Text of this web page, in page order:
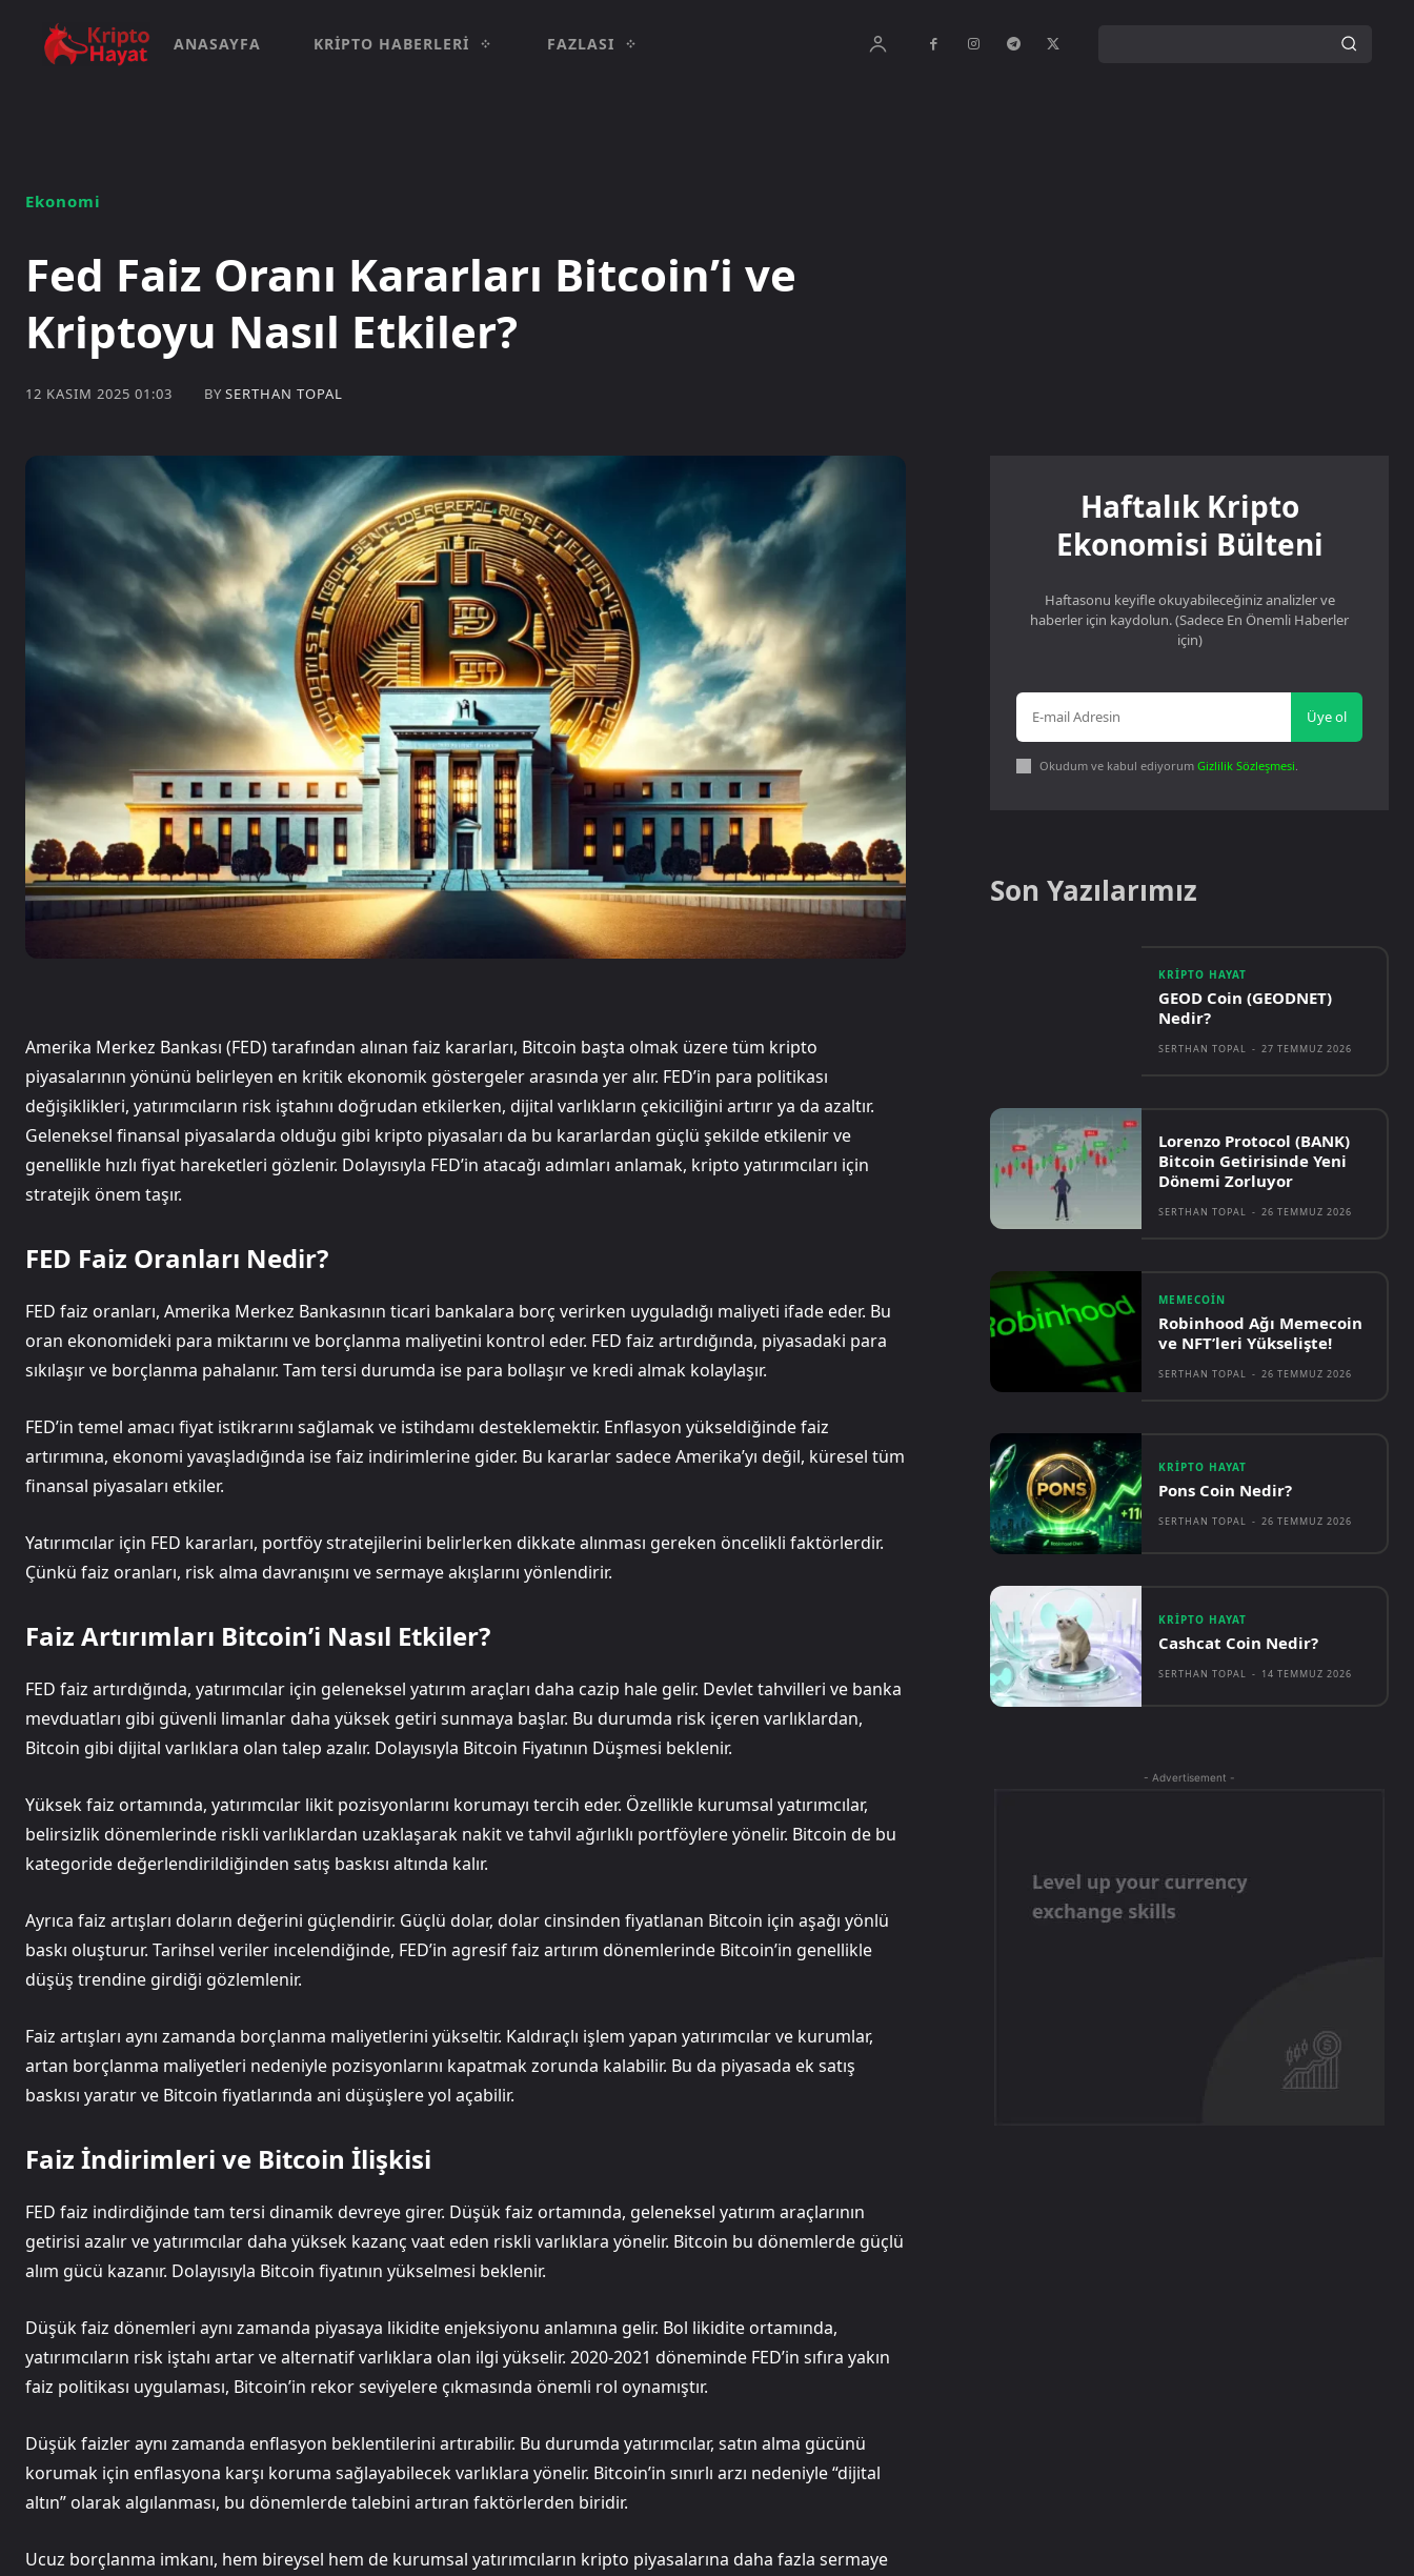
ANASAYFA KRIPTO HABERLERI FAZLASI
Ekonomi
Fed Faiz Oranı Kararları Bitcoin’i ve
Kriptoyu Nasıl Etkiler?
12 KASIM 2025 01:03 BY SERTHAN TOPAL
Amerika Merkez Bankası (FED) tarafından alınan faiz kararları, Bitcoin başta olmak üzere tüm kripto
piyasalarının yönünü belirleyen en kritik ekonomik göstergeler arasında yer alır. FED’in para politikası
değişiklikleri, yatırımcıların risk iştahını doğrudan etkilerken, dijital varlıkların çekiciliğini artırır ya da azaltır.
Geleneksel finansal piyasalarda olduğu gibi kripto piyasaları da bu kararlardan güçlü şekilde etkilenir ve
genellikle hızlı fiyat hareketleri gözlenir. Dolayısıyla FED’in atacağı adımları anlamak, kripto yatırımcıları için
stratejik önem taşır.
FED Faiz Oranları Nedir?
FED faiz oranları, Amerika Merkez Bankasının ticari bankalara borç verirken uyguladığı maliyeti ifade eder. Bu
oran ekonomideki para miktarını ve borçlanma maliyetini kontrol eder. FED faiz artırdığında, piyasadaki para
sıkılaşır ve borçlanma pahalanır. Tam tersi durumda ise para bollaşır ve kredi almak kolaylaşır.
FED’in temel amacı fiyat istikrarını sağlamak ve istihdamı desteklemektir. Enflasyon yükseldiğinde faiz
artırımına, ekonomi yavaşladığında ise faiz indirimlerine gider. Bu kararlar sadece Amerika’yı değil, küresel tüm
finansal piyasaları etkiler.
Yatırımcılar için FED kararları, portföy stratejilerini belirlerken dikkate alınması gereken öncelikli faktörlerdir.
Çünkü faiz oranları, risk alma davranışını ve sermaye akışlarını yönlendirir.
Faiz Artırımları Bitcoin’i Nasıl Etkiler?
FED faiz artırdığında, yatırımcılar için geleneksel yatırım araçları daha cazip hale gelir. Devlet tahvilleri ve banka
mevduatları gibi güvenli limanlar daha yüksek getiri sunmaya başlar. Bu durumda risk içeren varlıklardan,
Bitcoin gibi dijital varlıklara olan talep azalır. Dolayısıyla Bitcoin Fiyatının Düşmesi beklenir.
Yüksek faiz ortamında, yatırımcılar likit pozisyonlarını korumayı tercih eder. Özellikle kurumsal yatırımcılar,
belirsizlik dönemlerinde riskli varlıklardan uzaklaşarak nakit ve tahvil ağırlıklı portföylere yönelir. Bitcoin de bu
kategoride değerlendirildiğinden satış baskısı altında kalır.
Ayrıca faiz artışları doların değerini güçlendirir. Güçlü dolar, dolar cinsinden fiyatlanan Bitcoin için aşağı yönlü
baskı oluşturur. Tarihsel veriler incelendiğinde, FED’in agresif faiz artırım dönemlerinde Bitcoin’in genellikle
düşüş trendine girdiği gözlemlenir.
Faiz artışları aynı zamanda borçlanma maliyetlerini yükseltir. Kaldıraçlı işlem yapan yatırımcılar ve kurumlar,
artan borçlanma maliyetleri nedeniyle pozisyonlarını kapatmak zorunda kalabilir. Bu da piyasada ek satış
baskısı yaratır ve Bitcoin fiyatlarında ani düşüşlere yol açabilir.
Faiz İndirimleri ve Bitcoin İlişkisi
FED faiz indirdiğinde tam tersi dinamik devreye girer. Düşük faiz ortamında, geleneksel yatırım araçlarının
getirisi azalır ve yatırımcılar daha yüksek kazanç vaat eden riskli varlıklara yönelir. Bitcoin bu dönemlerde güçlü
alım gücü kazanır. Dolayısıyla Bitcoin fiyatının yükselmesi beklenir.
Düşük faiz dönemleri aynı zamanda piyasaya likidite enjeksiyonu anlamına gelir. Bol likidite ortamında,
yatırımcıların risk iştahı artar ve alternatif varlıklara olan ilgi yükselir. 2020-2021 döneminde FED’in sıfıra yakın
faiz politikası uygulaması, Bitcoin’in rekor seviyelere çıkmasında önemli rol oynamıştır.
Düşük faizler aynı zamanda enflasyon beklentilerini artırabilir. Bu durumda yatırımcılar, satın alma gücünü
korumak için enflasyona karşı koruma sağlayabilecek varlıklara yönelir. Bitcoin’in sınırlı arzı nedeniyle “dijital
altın” olarak algılanması, bu dönemlerde talebini artıran faktörlerden biridir.
Ucuz borçlanma imkanı, hem bireysel hem de kurumsal yatırımcıların kripto piyasalarına daha fazla sermaye
Haftalık Kripto
Ekonomisi Bülteni
Haftasonu keyifle okuyabileceğiniz analizler ve
haberler için kaydolun. (Sadece En Önemli Haberler
için)
Üye ol
Okudum ve kabul ediyorumGizlilik Sözleşmesi.
Son Yazılarımız
KRIPTO HAYAT
GEOD Coin (GEODNET)
Nedir?
SERTHAN TOPAL - 27 TEMMUZ 2026
Lorenzo Protocol (BANK)
Bitcoin Getirisinde Yeni
Dönemi Zorluyor
SERTHAN TOPAL - 26 TEMMUZ 2026
MEMECOIN
Robinhood Ağı Memecoin
ve NFT’leri Yükselişte!
SERTHAN TOPAL - 26 TEMMUZ 2026
KRIPTO HAYAT
Pons Coin Nedir?
SERTHAN TOPAL - 26 TEMMUZ 2026
KRIPTO HAYAT
Cashcat Coin Nedir?
SERTHAN TOPAL - 14 TEMMUZ 2026
- Advertisement -